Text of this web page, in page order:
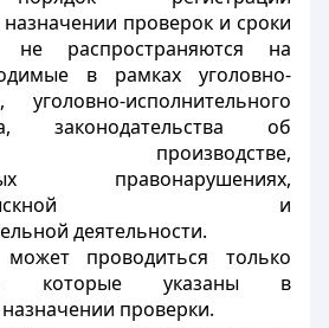
проверок и сроки
не распространяются на
в рамках уголовно-
уголовно-исполнительного
законодательства об
производстве,
правонарушениях,
розыскной и
деятельности.
проводиться только
которые указаны в
проверки.